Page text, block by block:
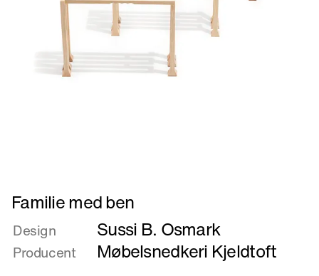
Læs
mere
om
Familie
med
Familie med ben
Design Sussi B. Osmark
Producent Møbelsnedkeri Kjeldtoft